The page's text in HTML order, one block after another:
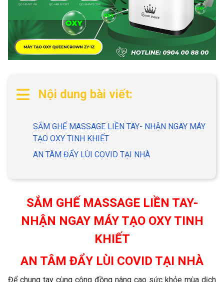
Nội dung bài viết:
SẮM GHẾ MASSAGE LIỀN TAY- NHẬN NGAY MÁY
TẠO OXY TINH KHIẾT
AN TÂM ĐẨY LÙI COVID TẠI NHÀ
SẮM GHẾ MASSAGE LIỀN TAY-
NHẬN NGAY MÁY TẠO OXY TINH
KHIẾT
AN TÂM ĐẨY LÙI COVID TẠI NHÀ
Để chung tay cùng cộng đồng nâng cao sức khỏe mùa dịch